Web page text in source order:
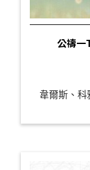
公禱一
韋爾斯、科